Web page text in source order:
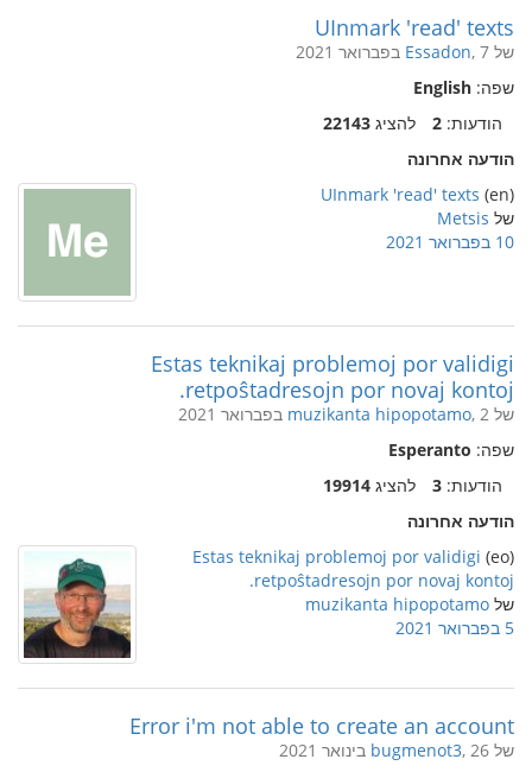
UInmark 'read' texts
של Essadon, 7 בפברואר 2021
שפה: English
הודעות: 2 להציג 22143
הודעה אחרונה
(en)
UInmark 'read' texts
של Metsis
10 בפברואר 2021
Estas teknikaj problemoj por validigi
retpoŝtadresojn por novaj kontoj.
של muzikanta hipopotamo, 2 בפברואר 2021
שפה: Esperanto
הודעות: 3 להציג 19914
הודעה אחרונה
(eo)
Estas teknikaj problemoj por validigi
retpoŝtadresojn por novaj kontoj.
של muzikanta hipopotamo
5 בפברואר 2021
Error i'm not able to create an account
של bugmenot3, 26 בינואר 2021